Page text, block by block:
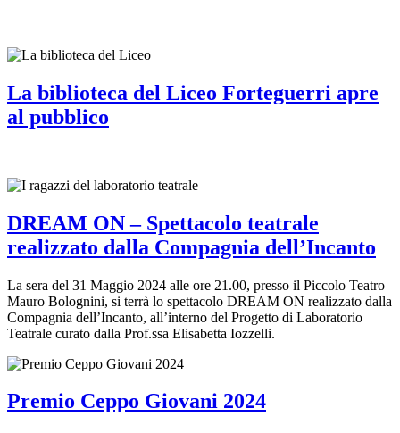
La biblioteca del Liceo Forteguerri apre
al pubblico
DREAM ON – Spettacolo teatrale
realizzato dalla Compagnia dell’Incanto
La sera del 31 Maggio 2024 alle ore 21.00, presso il Piccolo Teatro
Mauro Bolognini, si terrà lo spettacolo DREAM ON realizzato dalla
Compagnia dell’Incanto, all’interno del Progetto di Laboratorio
Teatrale curato dalla Prof.ssa Elisabetta Iozzelli.
Premio Ceppo Giovani 2024